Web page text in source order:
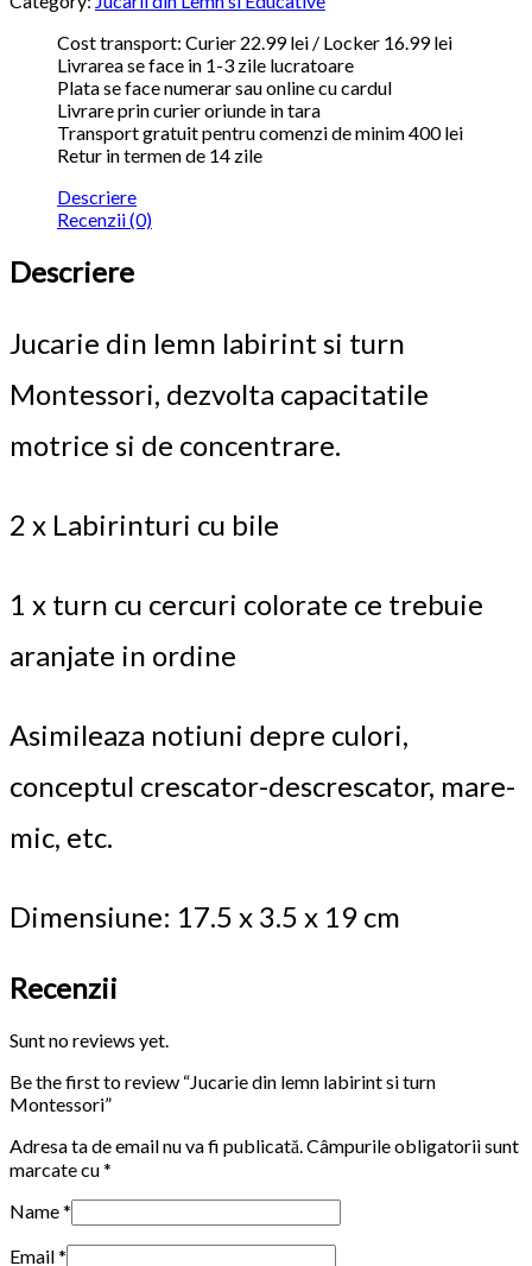
Cost transport: Curier 22.99 lei / Locker 16.99 lei
Livrarea se face in 1-3 zile lucratoare
Plata se face numerar sau online cu cardul
Livrare prin curier oriunde in tara
Transport gratuit pentru comenzi de minim 400 lei
Retur in termen de 14 zile
Descriere
Recenzii (0)
Descriere
Jucarie din lemn labirint si turn
Montessori, dezvolta capacitatile
motrice si de concentrare.
2 x Labirinturi cu bile
1 x turn cu cercuri colorate ce trebuie
aranjate in ordine
Asimileaza notiuni depre culori,
conceptul crescator-descrescator, mare-
mic, etc.
Dimensiune: 17.5 x 3.5 x 19 cm
Recenzii
Sunt no reviews yet.
Be the first to review “Jucarie din lemn labirint si turn
Montessori”
Adresa ta de email nu va fi publicată.Câmpurile obligatorii sunt
marcate cu*
Name*
Email*